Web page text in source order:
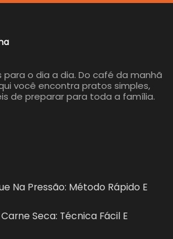
para o dia a dia. Do café da manhã
você encontra pratos simples,
de preparar para toda a família.
Na Pressão: Método Rápido E
Seca: Técnica Fácil E